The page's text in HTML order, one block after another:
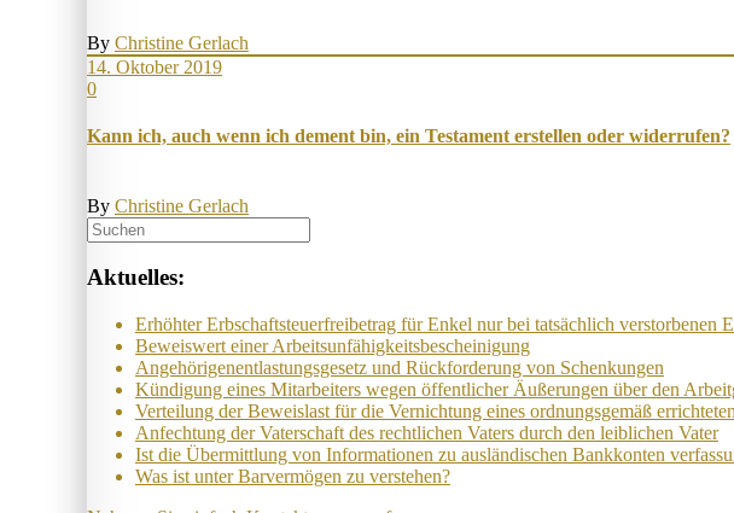
By Christine Gerlach
14. Oktober 2019
0
Kann ich, auch wenn ich dement bin, ein Testament erstellen oder widerrufen?
By Christine Gerlach
Aktuelles:
Erhöhter Erb­schaft­steuer­frei­be­trag für Enkel nur bei tat­säch­lich
Beweis­wert einer Arbeits­un­fähig­keits­be­scheinig­ung
Angehörigenent­lastungs­ge­setz und Rück­ford­er­ung von Schenk­ung­en
Kündigung eines Mit­ar­beit­ers wegen öffent­lich­er Äuß­er­ung­en über den
Ver­teil­ung der Be­weis­last für die Ver­nicht­ung eines ord­nungs­ge­mäß
Anfechtung der Vaterschaft des rechtlichen Vaters durch den leiblichen Vater
Ist die Über­mitt­lung von In­for­mat­ion­en zu aus­länd­isch­en Bank­kont­en
Was ist unter Barvermögen zu verstehen?